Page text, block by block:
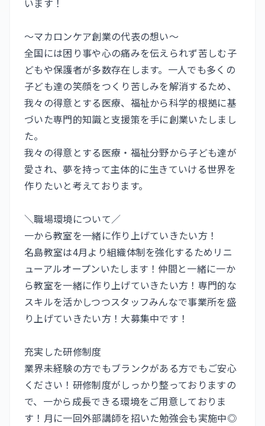
います！
～マカロンケア創業の代表の想い～
全国には困り事や心の痛みを伝えられず苦しむ子
どもや保護者が多数存在します。一人でも多くの
子ども達の笑顔をつくり苦しみを解消するため、
我々の得意とする医療、福祉から科学的根拠に基
づいた専門的知識と支援策を手に創業いたしまし
た。
我々の得意とする医療・福祉分野から子ども達が
愛され、夢を持って主体的に生きていける世界を
作りたいと考えております。
＼職場環境について／
一から教室を一緒に作り上げていきたい方！
名島教室は4月より組織体制を強化するためリニ
ューアルオープンいたします！仲間と一緒に一か
ら教室を一緒に作り上げていきたい方！専門的な
スキルを活かしつつスタッフみんなで事業所を盛
り上げていきたい方！大募集中です！
充実した研修制度
業界未経験の方でもブランクがある方でもご安心
ください！研修制度がしっかり整っておりますの
で、一から成長できる環境をご用意しておりま
す！月に一回外部講師を招いた勉強会も実施中◎